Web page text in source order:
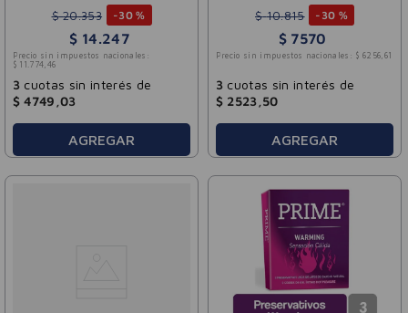
$ 20.353 -30 %
$ 14.247
Precio sin impuestos nacionales:
$ 11 .774, 46
3 cuotas sin interés de
$ 4749,03
AGREGAR
$ 10.815 - 30 %
$ 7570
Precio sin impuestos nacionales: $ 6256, 61
3 cuotas sin interés de
$ 2523,50
AGREGAR